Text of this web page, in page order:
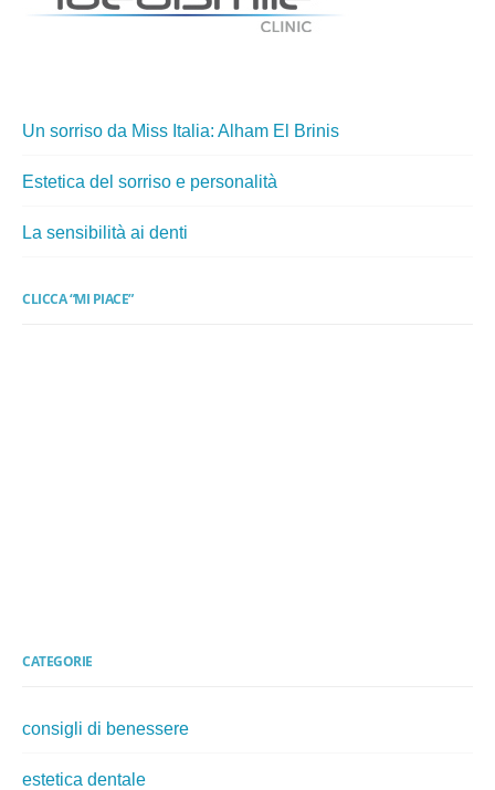
Un sorriso da Miss Italia: Alham El Brinis
Estetica del sorriso e personalità
La sensibilità ai denti
CLICCA “MI PIACE”
CATEGORIE
consigli di benessere
estetica dentale